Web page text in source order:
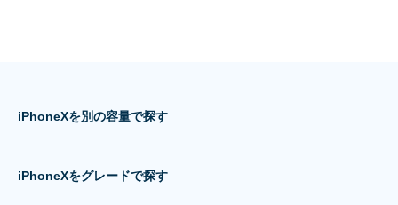
iPhoneXを別の容量で探す
iPhoneXをグレードで探す